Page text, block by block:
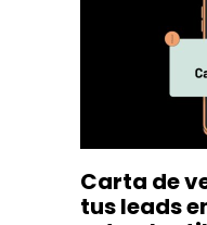
Carta de
tus leads